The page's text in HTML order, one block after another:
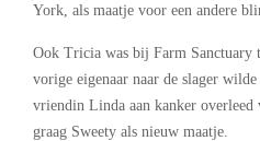
York, als maatje voor een andere
Ook Tricia was bij Farm Sanctuary
vorige eigenaar naar de slager
vriendin Linda aan kanker overleed
graag Sweety als nieuw maatje.